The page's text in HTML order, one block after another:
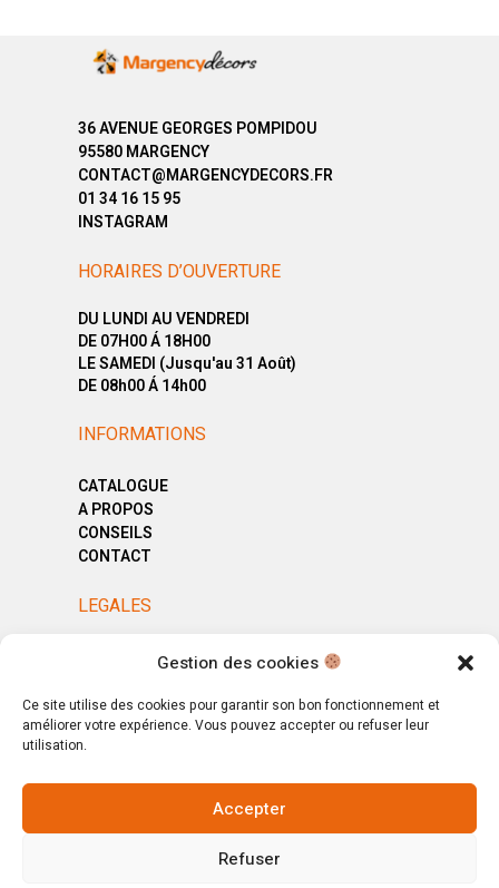
Gestion des cookies
Ce site utilise des cookies pour garantir son bon fonctionnement et
améliorer votre expérience. Vous pouvez accepter ou refuser leur
utilisation.
Accepter
Refuser
36 AVENUE GEORGES POMPIDOU
95580 MARGENCY
CONTACT@MARGENCYDECORS.FR
01 34 16 15 95
INSTAGRAM
HORAIRES D’OUVERTURE
DU LUNDI AU VENDREDI
DE 07H00 Á 18H00
LE SAMEDI (Jusqu'au 31 Août)
DE 08h00 Á 14h00
INFORMATIONS
CATALOGUE
A PROPOS
CONSEILS
CONTACT
LEGALES
MENTIONS LÉGALES
CGV
© Copyright 2025. All Rights Reserved.